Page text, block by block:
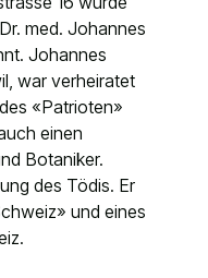
med. Johannes
Johannes
war verheiratet
«Patrioten»
einen
Botaniker.
des Tödis. Er
und eines